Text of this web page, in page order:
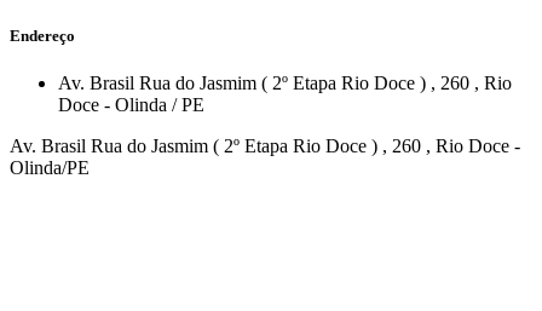
Endereço
Av. Brasil Rua do Jasmim ( 2º Etapa Rio Doce ) , 260 , Rio
Doce - Olinda /PE
Av. Brasil Rua do Jasmim ( 2º Etapa Rio Doce ) , 260 , Rio Doce -
Olinda/PE